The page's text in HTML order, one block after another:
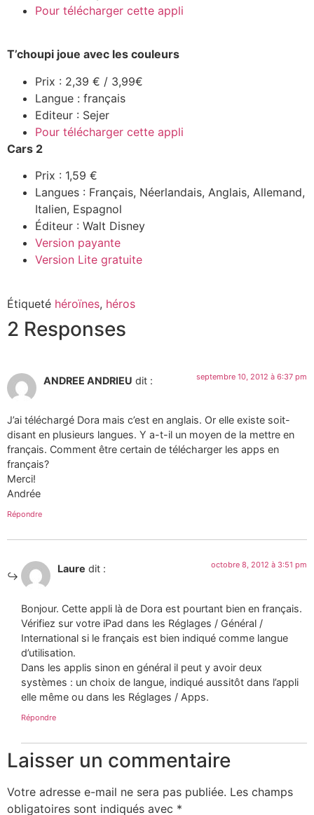
Pour télécharger cette appli
T’choupi joue avec les couleurs
Prix : 2,39 € / 3,99€
Langue : français
Editeur : Sejer
Pour télécharger cette appli
Cars 2
Prix : 1,59 €
Langues : Français, Néerlandais, Anglais, Allemand,
Italien, Espagnol
Éditeur : Walt Disney
Version payante
Version Lite gratuite
Étiqueté héroïnes, héros
2 Responses
ANDREE ANDRIEU dit : septembre 10, 2012 à 6:37 pm
J’ai téléchargé Dora mais c’est en anglais. Or elle existe soit-
disant en plusieurs langues. Y a-t-il un moyen de la mettre en
français. Comment être certain de télécharger les apps en
français?
Merci!
Andrée
Répondre
Laure dit : octobre 8, 2012 à 3:51 pm
Bonjour. Cette appli là de Dora est pourtant bien en français.
Vérifiez sur votre iPad dans les Réglages / Général /
International si le français est bien indiqué comme langue
d’utilisation.
Dans les applis sinon en général il peut y avoir deux
systèmes : un choix de langue, indiqué aussitôt dans l’appli
elle même ou dans les Réglages / Apps.
Répondre
Laisser un commentaire
Votre adresse e-mail ne sera pas publiée. Les champs
obligatoires sont indiqués avec *